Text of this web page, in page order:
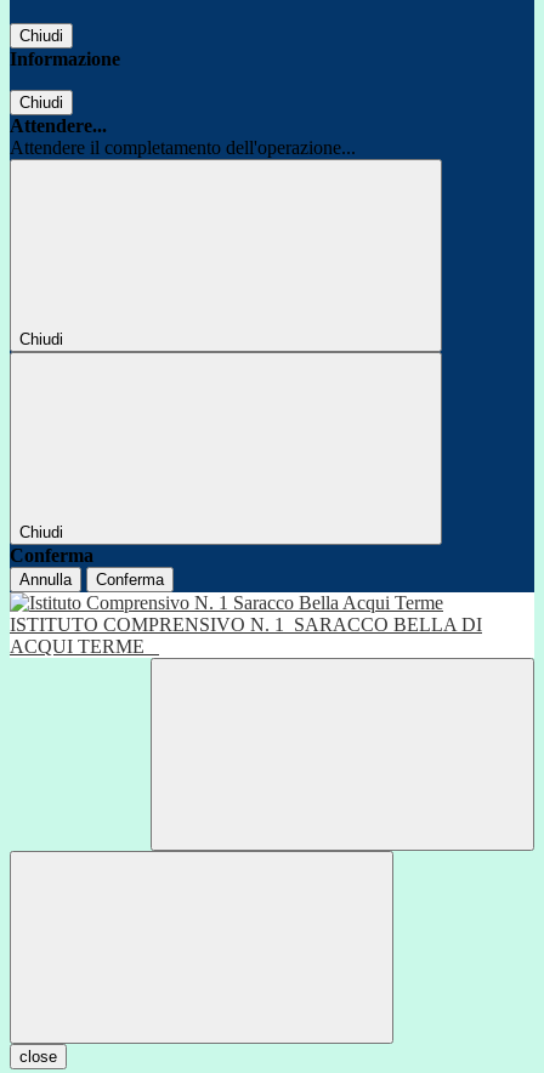
Chiudi
Informazione
Chiudi
Attendere...
Attendere il completamento dell'operazione...
Chiudi
Chiudi
Conferma
Annulla Conferma
ISTITUTO COMPRENSIVO N. 1
SARACCO BELLA DI
ACQUI TERME
close